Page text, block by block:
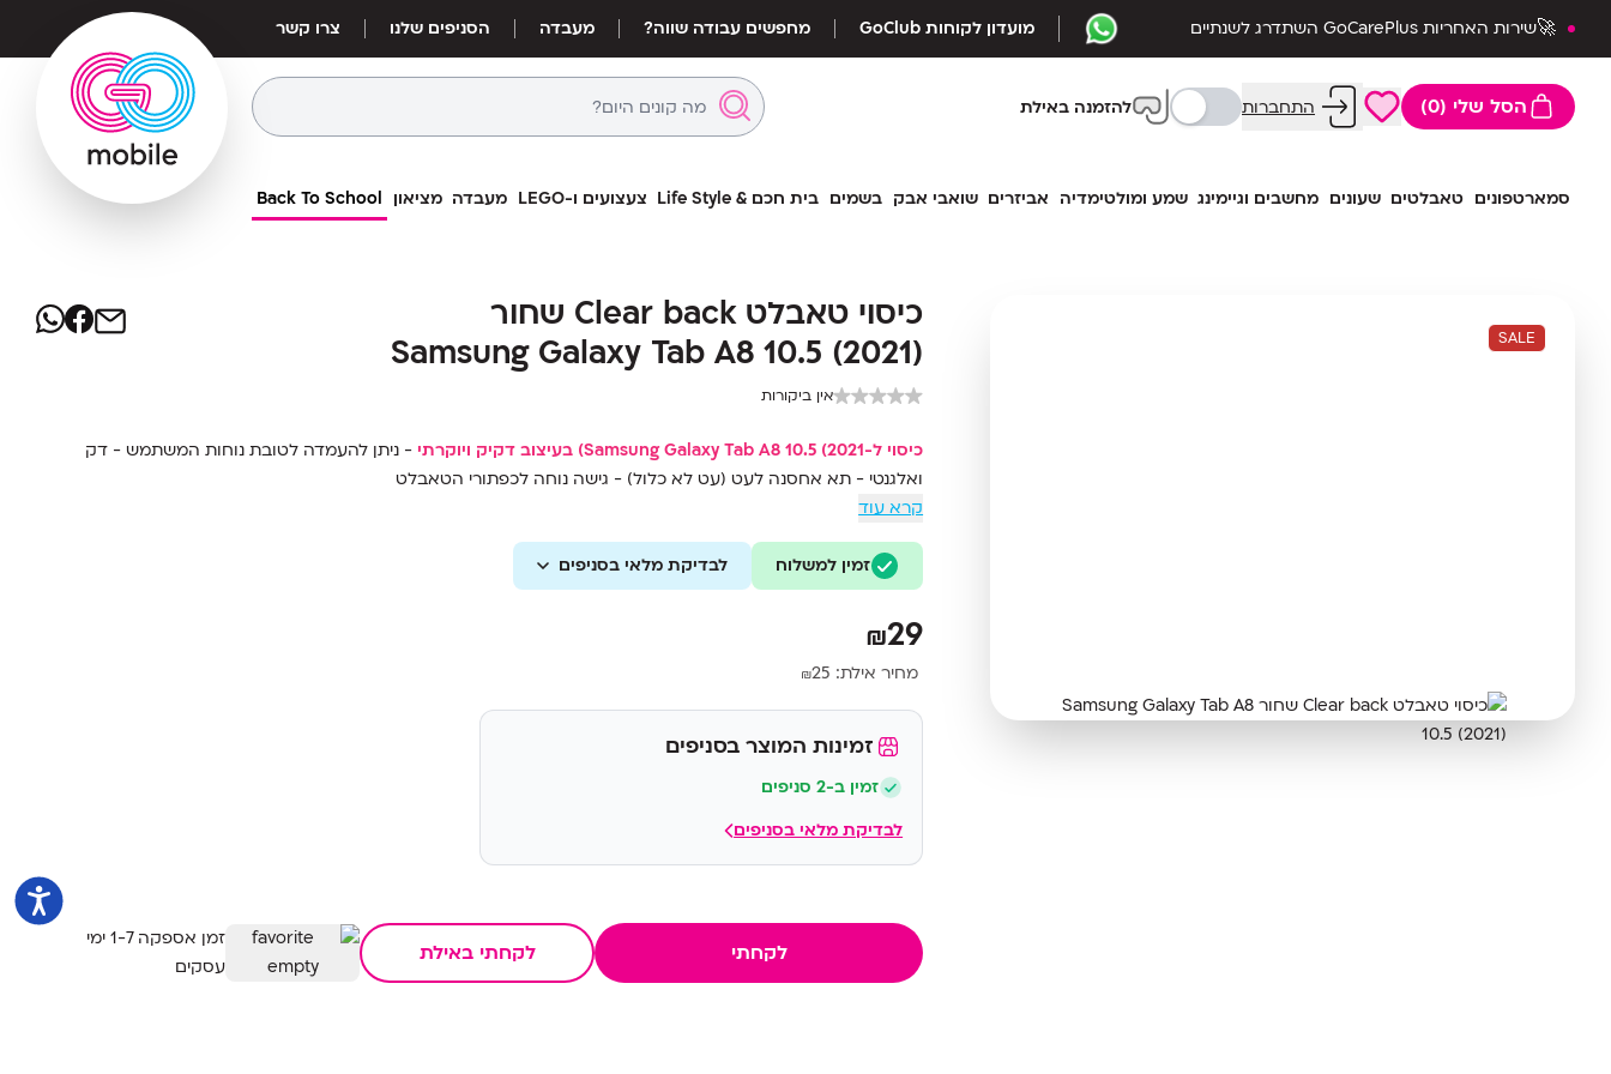
🚀שירות האחריות GoCarePlus השתדרג לשנתיים
שלמות🛡️
מועדון לקוחות GoClub מחפשים עבודה שווה? מעבדה הסניפים שלנו צרו קשר
הסל שלי (0) התחברות להזמנה באילת
סמארטפונים טאבלטים שעונים מחשבים וגיימינג שמע ומולטימדיה אביזרים שואבי אבק בשמים בית חכם & Life Style צעצועים ו-LEGO מעבדה מציאון Back To School
Samsung Galaxy Tab A8 10.5 (2021)
SALE
כיסוי טאבלט Clear back שחור
Samsung Galaxy Tab A8 10.5 (2021)
אין ביקורות
כיסוי ל-Samsung Galaxy Tab A8 10.5 (2021) בעיצוב דקיק ויוקרתי
- ניתן להעמדה לטובת נוחות המשתמש - דק
ואלגנטי - תא אחסנה לעט (עט לא כלול) - גישה נוחה לכפתורי הטאבלט
קרא עוד
זמין למשלוח לבדיקת מלאי בסניפים
₪29
מחיר אילת: ₪25
זמינות המוצר בסניפים
זמין ב-2 סניפים
לבדיקת מלאי בסניפים
לקחתי לקחתי באילת
זמן אספקה 1-7 ימי
עסקים